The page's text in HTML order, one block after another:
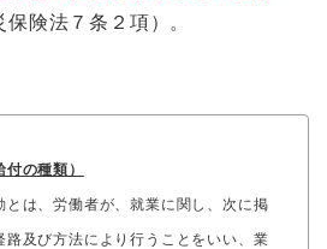
険法７条２項）。
の種類）
とは、労働者が、就業に関し、次に掲
路及び方法により行うことをいい、業